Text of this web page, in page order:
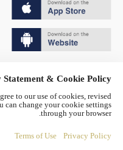
公网安备 11010502050052号
report hotline: 010-85061466
& Cookie Policy
to our use of cookies, revised
can change your cookie settings
through your browser.
Privacy Policy
Terms of Use